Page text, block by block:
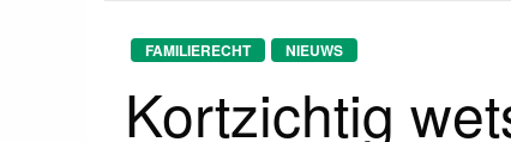
FAMILIERECHT NIEUWS
Kortzichtig